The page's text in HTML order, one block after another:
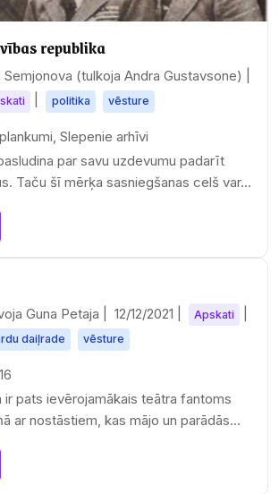
republika
(tulkoja Andra Gustavsone) |
politika vēsture
Slepenie arhīvi
par savu uzdevumu padarīt
Taču šī mērķa sasniegšanas celš var…
Guna Petaja | 12/12/2021 Apskati
daiļrade vēsture
ir pats ievērojamākais teātra fantoms
ar nostāstiem, kas mājo un parādās